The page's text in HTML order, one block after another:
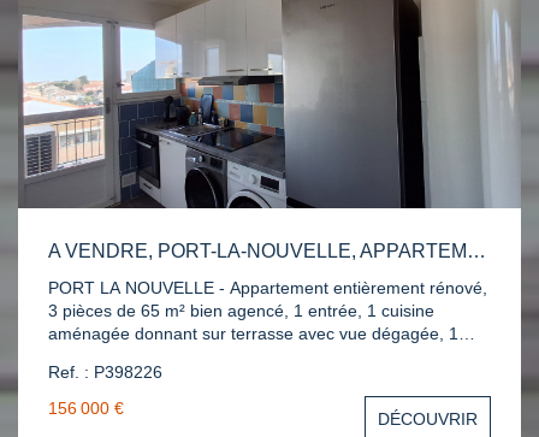
A VENDRE, PORT-LA-NOUVELLE, APPARTEMENT 3 PIÈCES TERRASSE
PORT LA NOUVELLE - Appartement entièrement rénové,
3 pièces de 65 m² bien agencé, 1 entrée, 1 cuisine
aménagée donnant sur terrasse avec vue dégagée, 1
placard. Résidence sécurisée, 1 cellier et place de
parking. Clim réversible. DPE C. 75 lots, ¬ 58 €chg/mois.
Réf P398226. Contact Katia DELCASAR 06.69.93.91.33
Ref. : P398226
156 000 €
DÉCOUVRIR